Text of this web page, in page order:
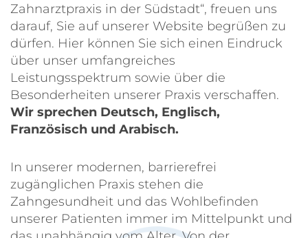
Zahnarztpraxis in der Südstadt“, freuen uns
darauf, Sie auf unserer Website begrüßen zu
dürfen. Hier können Sie sich einen Eindruck
über unser umfangreiches
Leistungsspektrum sowie über die
Besonderheiten unserer Praxis verschaffen.
Wir sprechen Deutsch, Englisch,
Französisch und Arabisch.
In unserer modernen, barrierefrei
zugänglichen Praxis stehen die
Zahngesundheit und das Wohlbefinden
unserer Patienten immer im Mittelpunkt und